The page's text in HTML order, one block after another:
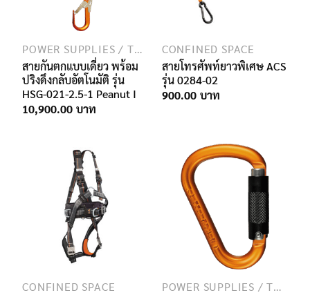
POWER SUPPLIES / TRANSMISSION / TELECOMMUNICATION
สายกันตกแบบเดี่ยว พร้อม
ปริงดึงกลับอัตโนมัติ รุ่น
HSG-021-2.5-1 Peanut I
10,900.00
CONFINED SPACE
สายโทรศัพท์ยาวพิเศษ ACS
รุ่น 0284-02
900.00
CONFINED SPACE
POWER SUPPLIES / TRANSMISSION / TELECOMMUNICATION